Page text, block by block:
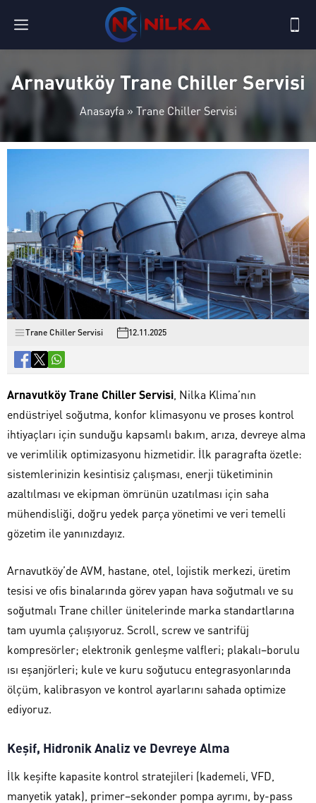
Arnavutköy Trane Chiller Servisi
Anasayfa » Trane Chiller Servisi
Trane Chiller Servisi 12.11.2025
Arnavutköy Trane Chiller Servisi , Nilka Klima’nın
endüstriyel soğutma, konfor klimasyonu ve proses kontrol
ihtiyaçları için sunduğu kapsamlı bakım, arıza, devreye alma
ve verimlilik optimizasyonu hizmetidir. İlk paragrafta özetle:
sistemlerinizin kesintisiz çalışması, enerji tüketiminin
azaltılması ve ekipman ömrünün uzatılması için saha
mühendisliği, doğru yedek parça yönetimi ve veri temelli
gözetim ile yanınızdayız.
Arnavutköy’de AVM, hastane, otel, lojistik merkezi, üretim
tesisi ve ofis binalarında görev yapan hava soğutmalı ve su
soğutmalı Trane chiller ünitelerinde marka standartlarına
tam uyumla çalışıyoruz. Scroll, screw ve santrifüj
kompresörler; elektronik genleşme valfleri; plakalı–borulu
ısı eşanjörleri; kule ve kuru soğutucu entegrasyonlarında
ölçüm, kalibrasyon ve kontrol ayarlarını sahada optimize
ediyoruz.
Keşif, Hidronik Analiz ve Devreye Alma
İlk keşifte kapasite kontrol stratejileri (kademeli, VFD,
manyetik yatak), primer–sekonder pompa ayrımı, by-pass